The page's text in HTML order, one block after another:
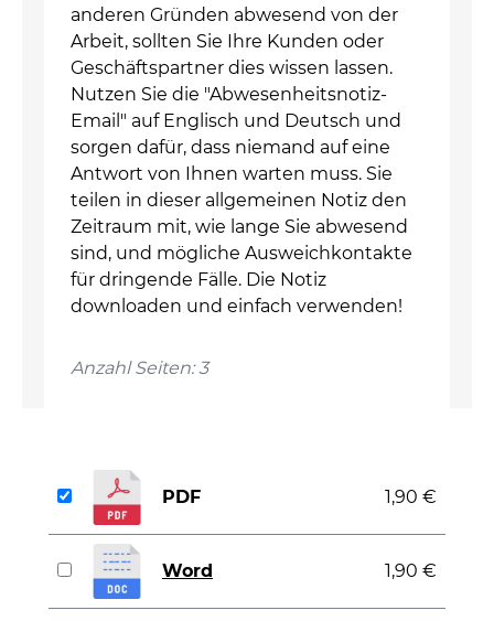
anderen Gründen abwesend von der
Arbeit, sollten Sie Ihre Kunden oder
Geschäftspartner dies wissen lassen.
Nutzen Sie die "Abwesenheitsnotiz-
Email" auf Englisch und Deutsch und
sorgen dafür, dass niemand auf eine
Antwort von Ihnen warten muss. Sie
teilen in dieser allgemeinen Notiz den
Zeitraum mit, wie lange Sie abwesend
sind, und mögliche Ausweichkontakte
für dringende Fälle. Die Notiz
downloaden und einfach verwenden!
Anzahl Seiten: 3
PDF 1,90 €
Word 1,90 €